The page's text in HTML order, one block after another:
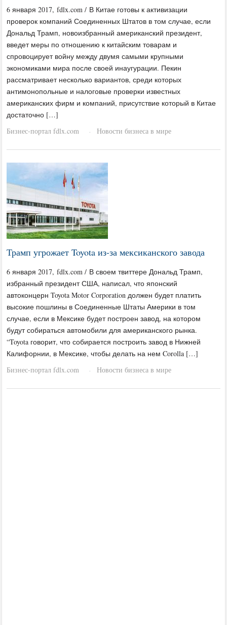
6 января 2017, fdlx.com / В Китае готовы к активизации
проверок компаний Соединенных Штатов в том случае, если
Дональд Трамп, новоизбранный американский президент,
введет меры по отношению к китайским товарам и
спровоцирует войну между двумя самыми крупными
экономиками мира после своей инаугурации. Пекин
рассматривает несколько вариантов, среди которых
антимонопольные и налоговые проверки известных
американских фирм и компаний, присутствие который в Китае
достаточно […]
Бизнес-портал fdlx.com
· Новости бизнеса в мире
Трамп угрожает Toyota из-за мексиканского завода
6 января 2017, fdlx.com / В своем твиттере Дональд Трамп,
избранный президент США, написал, что японский
автоконцерн Toyota Motor Corporation должен будет платить
высокие пошлины в Соединенные Штаты Америки в том
случае, если в Мексике будет построен завод, на котором
будут собираться автомобили для американского рынка.
“Toyota говорит, что собирается построить завод в Нижней
Калифорнии, в Мексике, чтобы делать на нем Corolla […]
Бизнес-портал fdlx.com
· Новости бизнеса в мире